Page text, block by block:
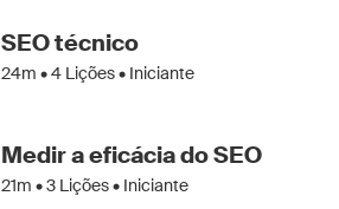
SEO técnico
24m •4 Lições • Iniciante
Medir a eficácia do SEO
21m •3 Lições • Iniciante